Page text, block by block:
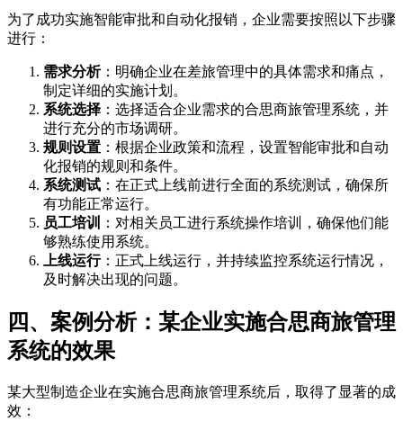
为了成功实施智能审批和自动化报销，企业需要按照以下步骤
进行：
需求分析：明确企业在差旅管理中的具体需求和痛点，
制定详细的实施计划。
系统选择 ：选择适合企业需求的合思商旅管理系统，并
进行充分的市场调研。
规则设置 ：根据企业政策和流程，设置智能审批和自动
化报销的规则和条件。
系统测试 ：在正式上线前进行全面的系统测试，确保所
有功能正常运行。
员工培训
：对相关员工进行系统操作培训，确保他们能
够熟练使用系统。
上线运行：正式上线运行，并持续监控系统运行情况，
及时解决出现的问题。
四、案例分析：某企业实施合思商旅管理
系统的效果
某大型制造企业在实施合思商旅管理系统后，取得了显著的成
效：